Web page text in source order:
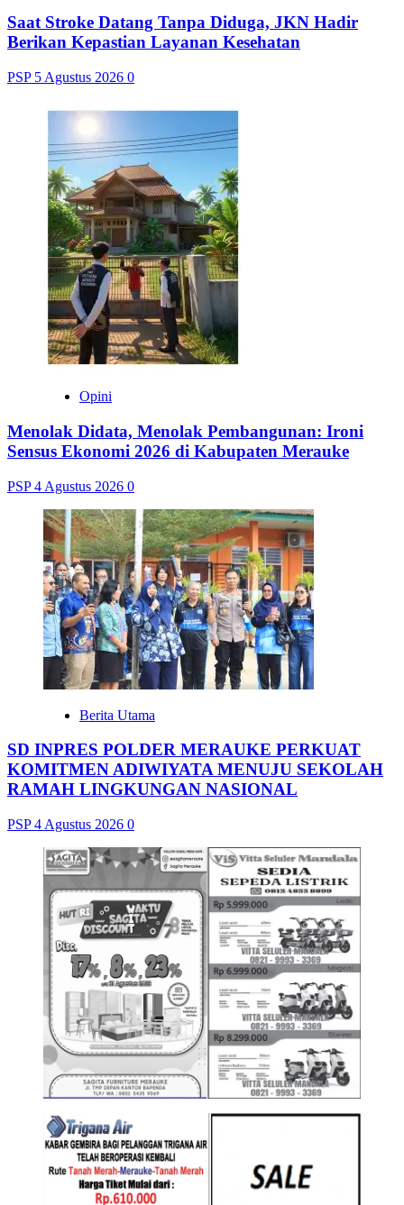
Saat Stroke Datang Tanpa Diduga, JKN Hadir
Berikan Kepastian Layanan Kesehatan
PSP 5 Agustus 2026 0
Opini
Menolak Didata, Menolak Pembangunan: Ironi
Sensus Ekonomi 2026 di Kabupaten Merauke
PSP4 Agustus 2026 0
Berita Utama
SD INPRES POLDER MERAUKE PERKUAT
KOMITMEN ADIWIYATA MENUJU SEKOLAH
RAMAH LINGKUNGAN NASIONAL
PSP4 Agustus 2026 0